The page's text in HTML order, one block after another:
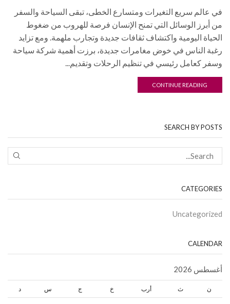
في عالم سريع التغيرات ومتسارع الخطى، تبقى السياحة والسفر
من أبرز الوسائل التي تمنح الإنسان فرصة للهروب من ضغوط
الحياة اليومية واكتشاف ثقافات جديدة وتجارب ملهمة. ومع تزايد
رغبة الناس في خوض مغامرات جديدة، برزت أهمية شركة سياحة
وسفر كعامل رئيسي في تنظيم الرحلات وتقديم...
CONTINUE READING
SEARCH BY POSTS
CATEGORIES
Uncategorized
CALENDAR
أغسطس 2026
ن ث أرب خ ج س د